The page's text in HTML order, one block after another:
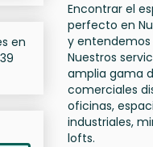
en
Encontrar el
perfecto en
y
Nuestros
amplia gama
comerciales
oficinas,
industriales,
lofts.